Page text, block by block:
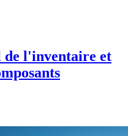
l'inventaire et